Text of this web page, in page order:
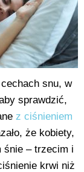
snu, w
sprawdzić,
z ciśnieniem
że kobiety,
śnie – trzecim i
krwi niż